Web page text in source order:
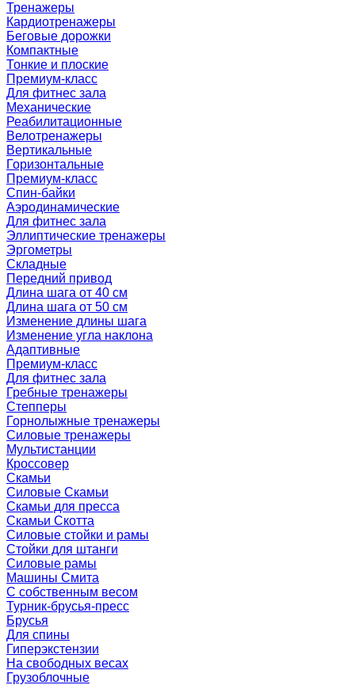
Тренажеры
Кардиотренажеры
Беговые дорожки
Компактные
Тонкие и плоские
Премиум-класс
Для фитнес зала
Механические
Реабилитационные
Велотренажеры
Вертикальные
Горизонтальные
Премиум-класс
Спин-байки
Аэродинамические
Для фитнес зала
Эллиптические тренажеры
Эргометры
Складные
Передний привод
Длина шага от 40 см
Длина шага от 50 см
Изменение длины шага
Изменение угла наклона
Адаптивные
Премиум-класс
Для фитнес зала
Гребные тренажеры
Степперы
Горнолыжные тренажеры
Силовые тренажеры
Мультистанции
Кроссовер
Скамьи
Силовые Скамьи
Скамьи для пресса
Скамьи Скотта
Силовые стойки и рамы
Стойки для штанги
Силовые рамы
Машины Смита
C собственным весом
Турник-брусья-пресс
Брусья
Для спины
Гиперэкстензии
На свободных весах
Грузоблочные